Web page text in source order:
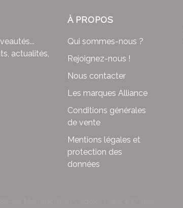
À PROPOS
Qui sommes-nous ?
Rejoignez-nous !
Nous contacter
Les marques Alliance
Conditions générales
de vente
Mentions légales et
protection des
données
actualités,